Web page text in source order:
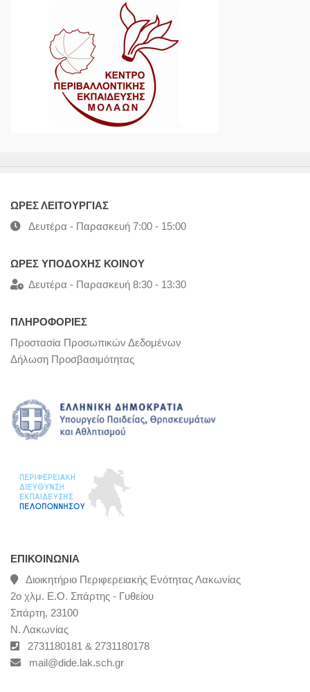
ΩΡΕΣ ΛΕΙΤΟΥΡΓΙΑΣ
Δευτέρα - Παρασκευή 7:00 - 15:00
ΩΡΕΣ ΥΠΟΔΟΧΗΣ ΚΟΙΝΟΥ
Δευτέρα - Παρασκευή 8:30 - 13:30
ΠΛΗΡΟΦΟΡΙΕΣ
Προστασία Προσωπικών Δεδομένων
Δήλωση Προσβασιμότητας
ΕΠΙΚΟΙΝΩΝΊΑ
Διοικητήριο Περιφερειακής Ενότητας Λακωνίας
2ο χλμ. Ε.Ο. Σπάρτης - Γυθείου
Σπάρτη, 23100
Ν. Λακωνίας
2731180181 & 2731180178
mail@dide.lak.sch.gr